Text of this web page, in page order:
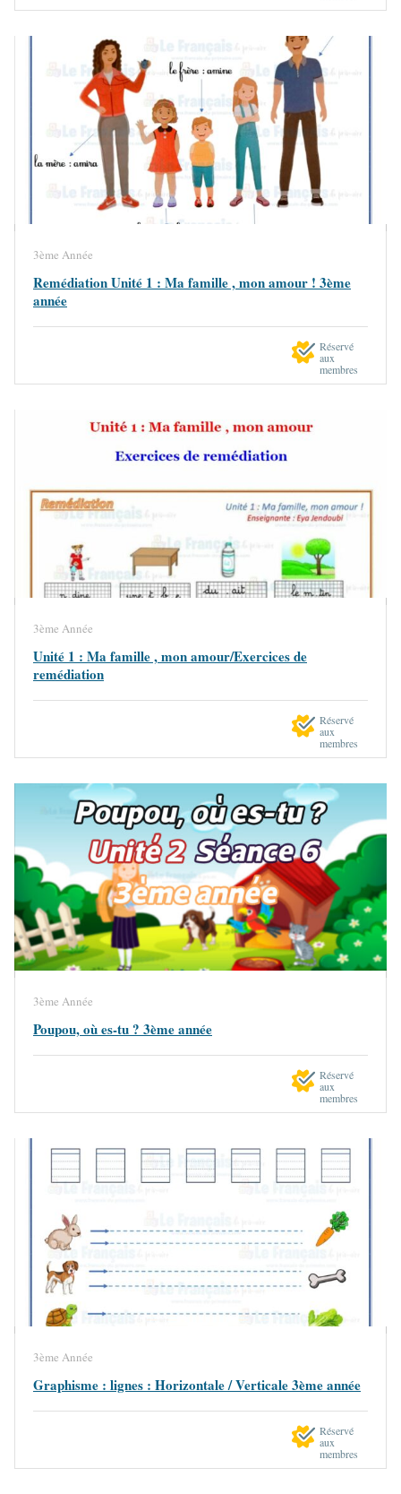
3ème Année
Remédiation Unité 1 : Ma famille , mon amour ! 3ème
année
Réservé
aux
membres
3ème Année
Unité 1 : Ma famille , mon amour/Exercices de
remédiation
Réservé
aux
membres
3ème Année
Poupou, où es-tu ? 3ème année
Réservé
aux
membres
3ème Année
Graphisme : lignes : Horizontale / Verticale 3ème année
Réservé
aux
membres